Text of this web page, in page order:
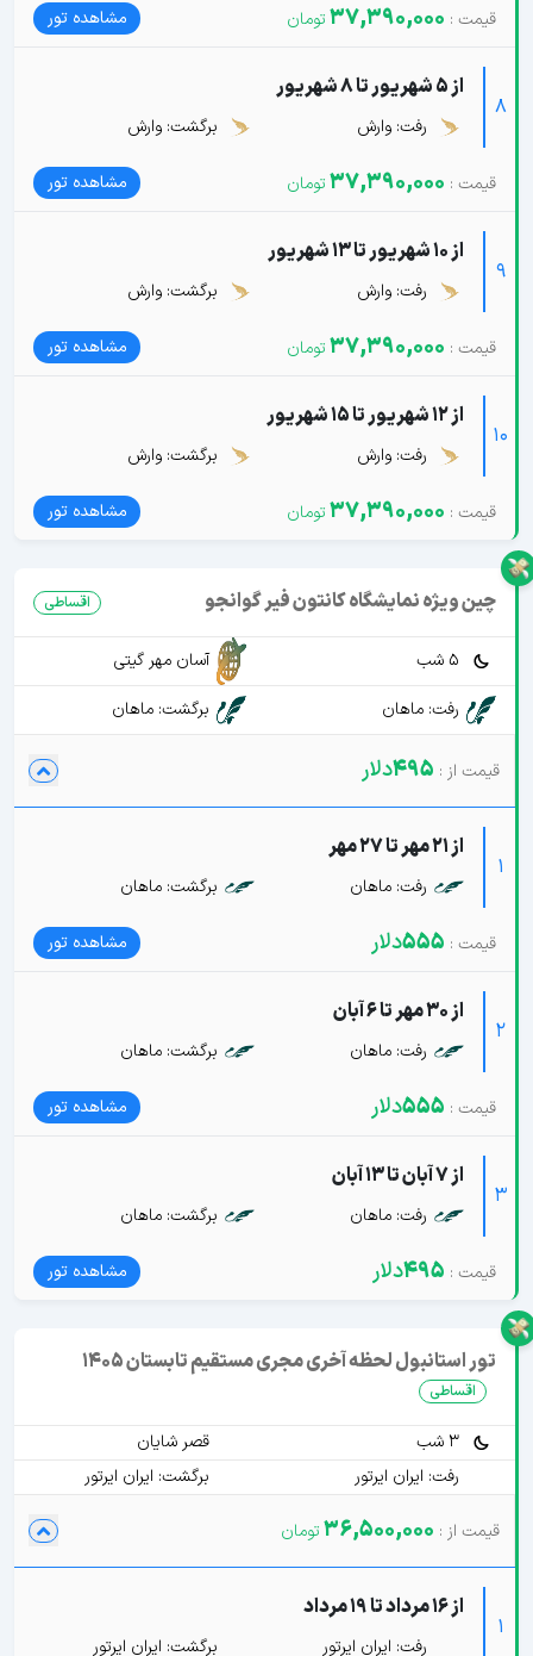
37,390,000 مشاهده تور
8
از 5 شهریور تا 8 شهریور
رفت: وارش برگشت: وارش
37,390,000 مشاهده تور
9
از 10 شهریور تا 13 شهریور
رفت: وارش برگشت: وارش
37,390,000 مشاهده تور
10
از 12 شهریور تا 15 شهریور
رفت: وارش برگشت: وارش
37,390,000 مشاهده تور
چین ویژه نمایشگاه کانتون فیر گوانجو اقساطی
5 شب
آسان مهر گیتی
رفت: ماهان
برگشت: ماهان
495دلار
1
از 21 مهر تا 27 مهر
رفت: ماهان برگشت: ماهان
555دلار مشاهده تور
2
از 30 مهر تا 6 آبان
رفت: ماهان برگشت: ماهان
555دلار مشاهده تور
3
از 7 آبان تا 13 آبان
رفت: ماهان برگشت: ماهان
495دلار مشاهده تور
تور استانبول لحظه آخری مجری مستقیم تابستان 1405
اقساطی
3 شب
قصر شایان
رفت: ایران ایرتور
برگشت: ایران ایرتور
36,500,000
1
از 16 مرداد تا 19 مرداد
رفت: ایران ایرتور برگشت: ایران ایرتور